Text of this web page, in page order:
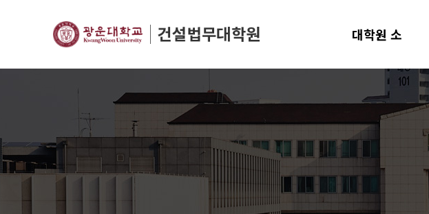
대학원 소
개
원장 인사말
연혁
교육목표 및 현황
재학생 및 졸업생 현황